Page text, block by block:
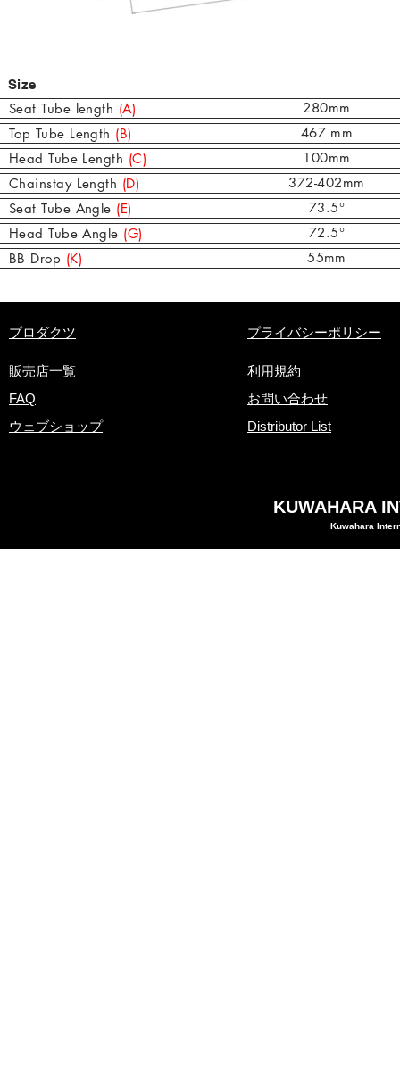
Size
Seat Tube length (A)
280mm
Top Tube Length (B)
467 mm
Head Tube Length (C)
100mm
Chainstay Length (D)
372-402mm
Seat Tube Angle (E)
73.5°
Head Tube Angle (G)
72.5°
BB Drop (K) 55mm
​プロダクツ
販売店一覧
FAQ
ウェブショップ
プライバシーポリシー
利用規約
お問い合わせ
Distributor List
Kuwahara
KUWAHARA